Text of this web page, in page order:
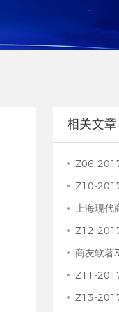
相关文章
Z06-2017
Z10-2017 商
上海现代
Z12-2017 商
商友软著3
Z11-2017 商
Z13-2017 商